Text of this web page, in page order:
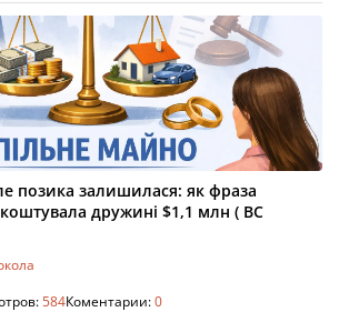
позика залишилася: як фраза
дружині $1,1 млн ( ВС
584Коментарии:0